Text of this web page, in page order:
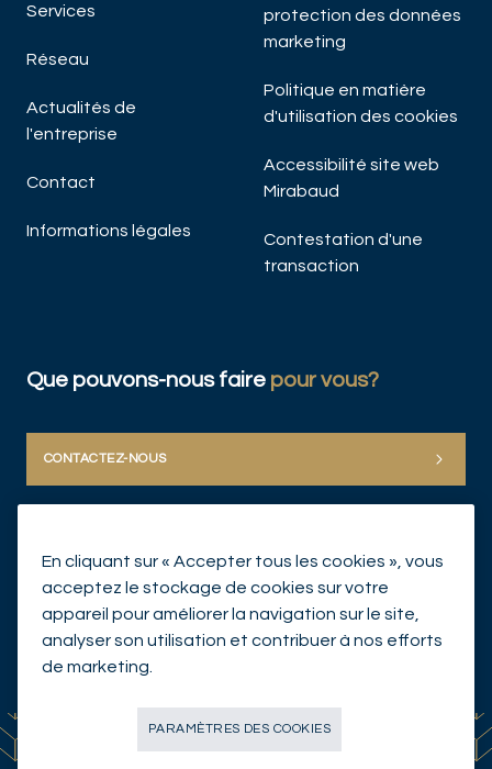
Services
Réseau
Actualités de
l'entreprise
Contact
Informations légales
protection des données
marketing
Politique en matière
d'utilisation des cookies
Accessibilité site web
Mirabaud
Contestation d'une
transaction
Que pouvons-nous faire pour vous?
CONTACTEZ-NOUS
En cliquant sur « Accepter tous les cookies », vous
acceptez le stockage de cookies sur votre
appareil pour améliorer la navigation sur le site,
analyser son utilisation et contribuer à nos efforts
de marketing.
PARAMÈTRES DES COOKIES